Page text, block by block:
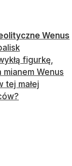
Wenus
figurkę,
Wenus
tej małej